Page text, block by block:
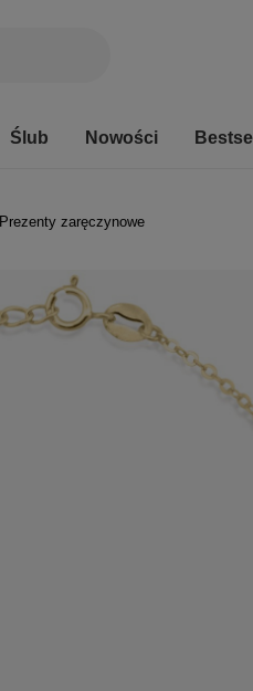
Ślub Nowości
Prezenty zaręczynowe